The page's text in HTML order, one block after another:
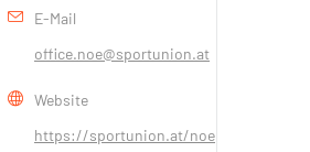
E-Mail
office.noe@sportunion.at
Website
https://sportunion.at/noe